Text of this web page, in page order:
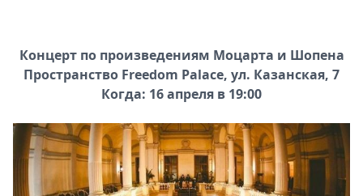
Концерт по произведениям Моцарта и Шопена
Пространство Freedom Palace, ул. Казанская, 7
Когда: 16 апреля в 19:00